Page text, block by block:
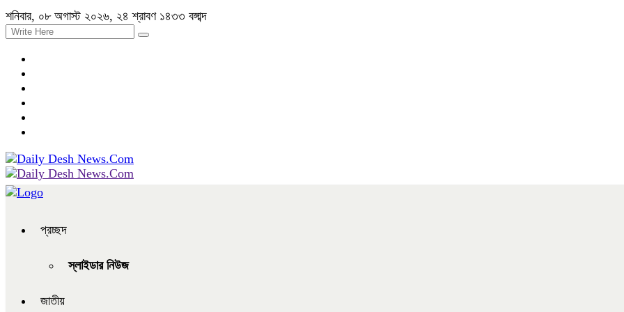
শনিবার, ০৮ অগাস্ট ২০২৬, ২৪ শ্রাবণ ১৪৩৩ বঙ্গাব্দ
প্রচ্ছদ
স্লাইডার নিউজ
জাতীয়